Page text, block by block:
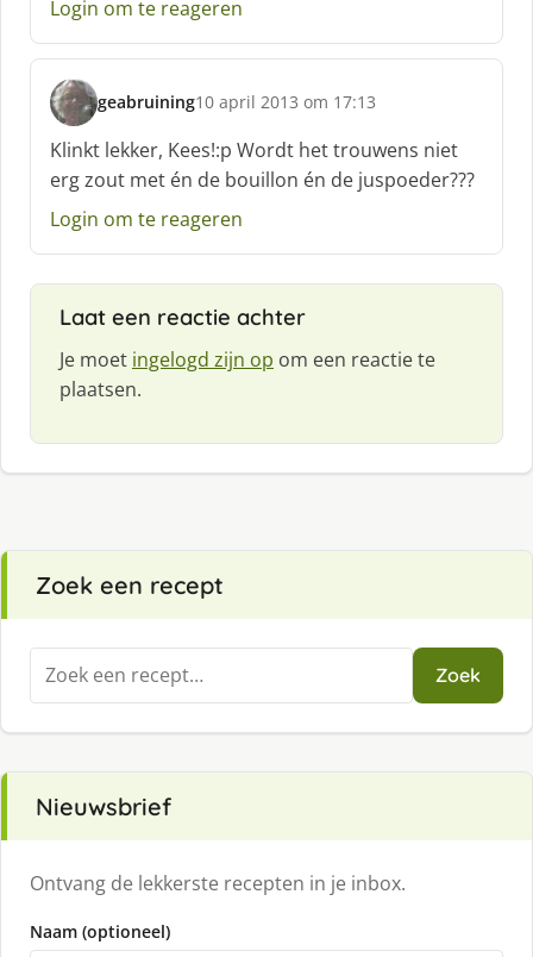
Login om te reageren
geabruining
s
c
h
r
e
:
10 april 2013 om 17:13
Klinkt lekker, Kees!:p Wordt het trouwens niet
erg zout met én de bouillon én de juspoeder???
Login om te reageren
Laat een reactie achter
Je moet ingelogd zijn op om een reactie te
plaatsen.
Zoek een recept
Zoeken
naar:
Zoek
Nieuwsbrief
Ontvang de lekkerste recepten in je inbox.
Naam (optioneel)